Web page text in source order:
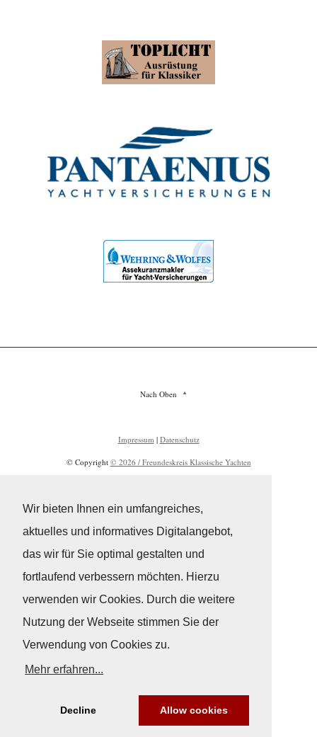
Wir bieten Ihnen ein umfangreiches,
aktuelles und informatives Digitalangebot,
das wir für Sie optimal gestalten und
fortlaufend verbessern möchten. Hierzu
verwenden wir Cookies. Durch die weitere
Nutzung der Webseite stimmen Sie der
Verwendung von Cookies zu.
Mehr erfahren...
Decline Allow cookies
Nach Oben
Impressum | Datenschutz
© Copyright © 2026 / Freundeskreis Klassische Yachten